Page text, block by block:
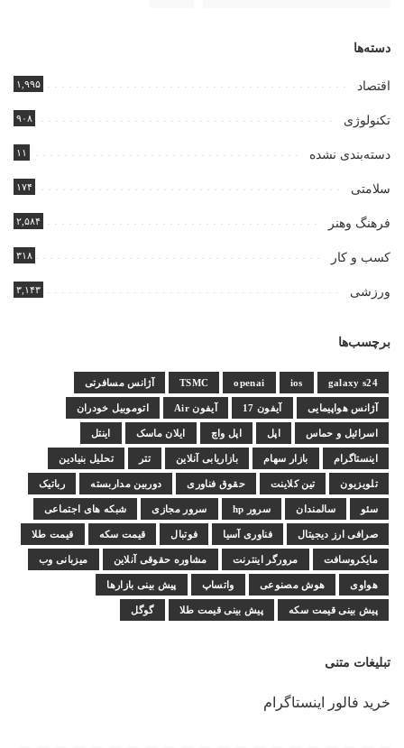
دسته‌ها
اقتصاد ۱,۹۹۵
تکنولوژی ۹۰۸
دسته‌بندی نشده ۱۱
سلامتی ۱۷۴
فرهنگ وهنر ۲,۵۸۴
کسب و کار ۳۱۸
ورزشی ۳,۱۴۳
برچسب‌ها
galaxy s24
ios
openai
TSMC آژانس مسافرتی
آژانس هواپیمایی آیفون 17 آیفون Air اتوموبیل خودران
اسرائیل و حماس اپل اپل واچ ایلان ماسک اینتل
اینستاگرام بازار سهام بازاریابی آنلاین تتر تحلیل بنیادین
تلویزیون تین کلاینت حقوق فناوری دوربین مداربسته رباتیک
سئو سالمندان سرور hp سرور مجازی شبکه های اجتماعی
صرافی ارز دیجیتال فناوری آسیا فوتبال قیمت سکه قیمت طلا
مایکروسافت مرورگر اینترنت مشاوره حقوقی آنلاین میزبانی وب
هواوی هوش مصنوعی واتساپ پیش بینی بازارها
پیش بینی قیمت سکه پیش بینی قیمت طلا گوگل
تبلیغات متنی
خرید فالور اینستاگرام